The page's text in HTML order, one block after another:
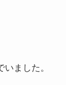
ました。